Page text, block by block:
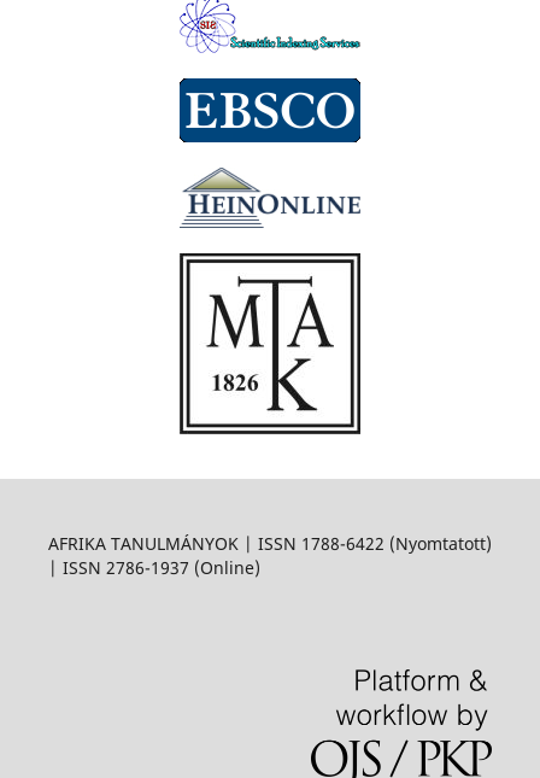
AFRIKA TANULMÁNYOK | ISSN 1788-6422 (Nyomtatott)
| ISSN 2786-1937 (Online)